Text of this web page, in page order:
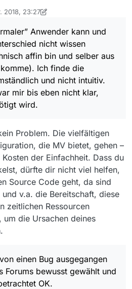
OK. Mag sein, dass es technisch
gibt. Als “normaler”
ich will ich es den Unterschied nicht
technisch affin bin und selber
komme). Ich finde die
und nicht intuitiv. Ich
Poweruser zusätzliche Optionen
war mir bis eben nicht klar,
wird.
2018, 23:27
styroll
Anwender kann und
nicht wissen
affin bin und selber aus
Ich finde die
und nicht intuitiv.
mir bis eben nicht klar,
wird.
Problem. Die vielfältigen
die MV bietet, gehen –
der Einfachheit. Dass du
dürfte dir nicht viel helfen,
Source Code geht, da sind
v.a. die Bereitschaft, diese
zeitlichen Ressourcen
die Ursachen deines
einen Bug ausgegangen
Forums bewusst gewählt und
OK.